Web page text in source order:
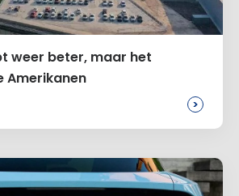
weer beter, maar het
Amerikanen
>